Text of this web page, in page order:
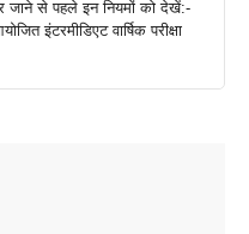
पर जाने से पहले इन नियमों को देखें:-
इंटरमीडिएट वार्षिक परीक्षा